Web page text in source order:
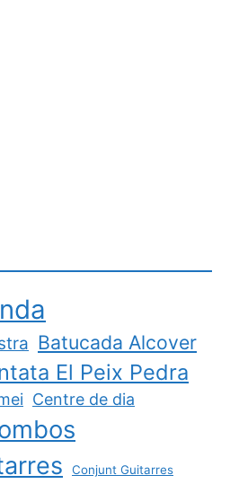
Batucada Alcover
El Peix Pedra
Centre de dia
Conjunt Guitarres